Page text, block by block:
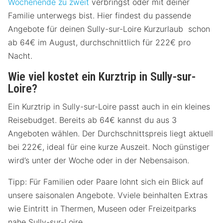
Wochenende zu zweit verbringst oder mit deiner
Familie unterwegs bist. Hier findest du passende
Angebote für deinen Sully-sur-Loire Kurzurlaub schon
ab 64€ im August, durchschnittlich für 222€ pro
Nacht.
Wie viel kostet ein Kurztrip in Sully-sur-
Loire?
Ein Kurztrip in Sully-sur-Loire passt auch in ein kleines
Reisebudget. Bereits ab 64€ kannst du aus 3
Angeboten wählen. Der Durchschnittspreis liegt aktuell
bei 222€, ideal für eine kurze Auszeit. Noch günstiger
wird’s unter der Woche oder in der Nebensaison.
Tipp: Für Familien oder Paare lohnt sich ein Blick auf
unsere saisonalen Angebote. Vviele beinhalten Extras
wie Eintritt in Thermen, Museen oder Freizeitparks